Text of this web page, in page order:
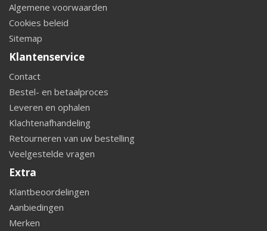
Algemene voorwaarden
Cookies beleid
Sitemap
Klantenservice
Contact
Bestel- en betaalproces
Leveren en ophalen
Klachtenafhandeling
Retourneren van uw bestelling
Veelgestelde vragen
Extra
Klantbeoordelingen
Aanbiedingen
Merken